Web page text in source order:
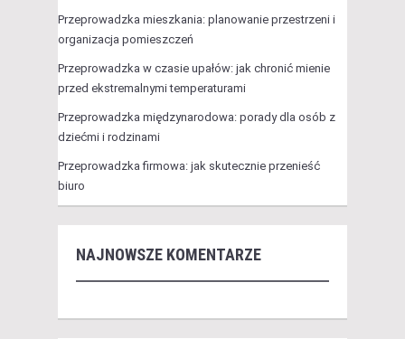
Przeprowadzka mieszkania: planowanie przestrzeni i
organizacja pomieszczeń
Przeprowadzka w czasie upałów: jak chronić mienie
przed ekstremalnymi temperaturami
Przeprowadzka międzynarodowa: porady dla osób z
dziećmi i rodzinami
Przeprowadzka firmowa: jak skutecznie przenieść
biuro
NAJNOWSZE KOMENTARZE